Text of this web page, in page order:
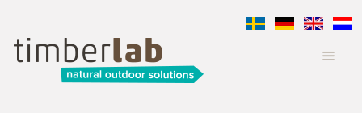
contenu